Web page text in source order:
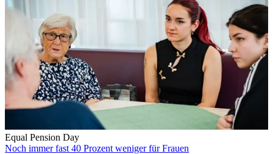
Equal Pension Day
Noch immer fast 40 Prozent weniger für Frauen